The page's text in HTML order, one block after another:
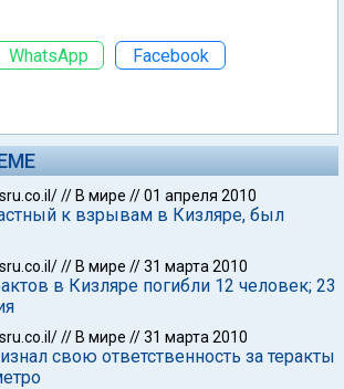
WhatsApp Facebook
// В мире //01 апреля 2010
к взрывам в Кизляре, был
// В мире //31 марта 2010
в Кизляре погибли 12 человек; 23
// В мире //31 марта 2010
свою ответственность за теракты